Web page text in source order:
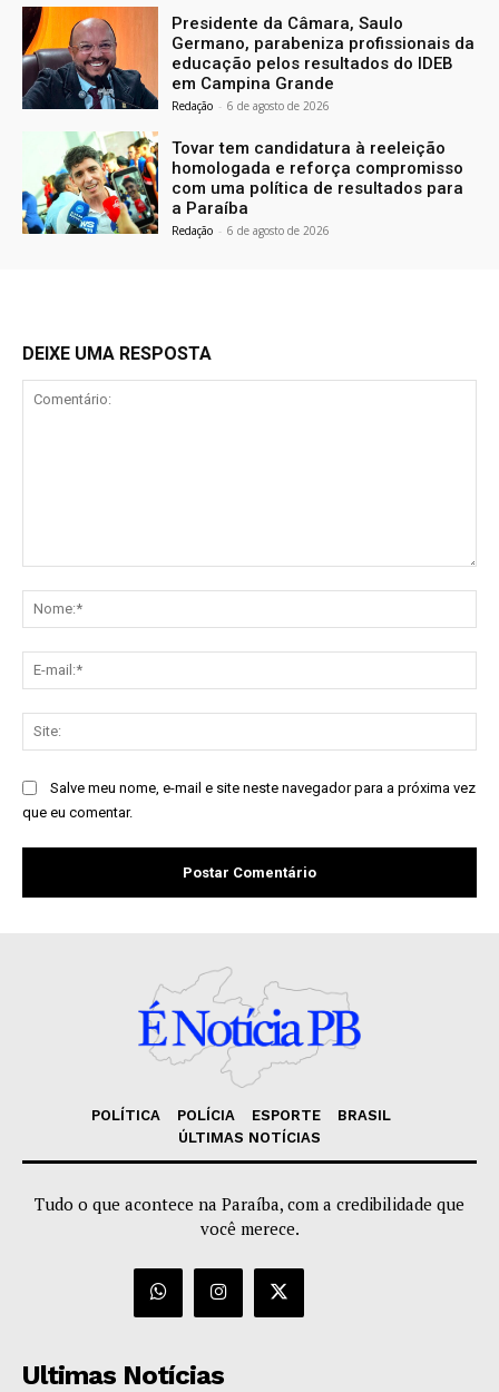
Presidente da Câmara, Saulo
Germano, parabeniza profissionais da
educação pelos resultados do IDEB
em Campina Grande
Redação - 6 de agosto de 2026
Tovar tem candidatura à reeleição
homologada e reforça compromisso
com uma política de resultados para
a Paraíba
Redação - 6 de agosto de 2026
DEIXE UMA RESPOSTA
Salve meu nome, e-mail e site neste navegador para a próxima vez
que eu comentar.
POLÍTICA POLÍCIA ESPORTE
BRASIL
ÚLTIMAS NOTÍCIAS
Tudo o que acontece na Paraíba, com a credibilidade que
você merece.
Ultimas Notícias